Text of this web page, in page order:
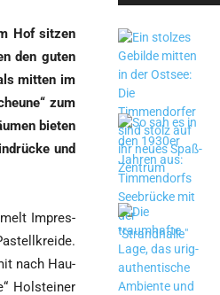
Hof sit­zen
den guten
mit­ten im
zum
bie­ten
und
Impres­
nach Hau­
Hol­stei­ner